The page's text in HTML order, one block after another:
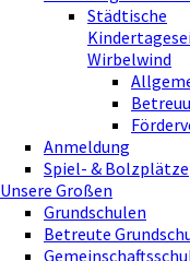
Städtische
Wirbelwind
Anmeldung
Spiel- & Bolzplätze
Unsere Großen
Grundschulen
Betreute